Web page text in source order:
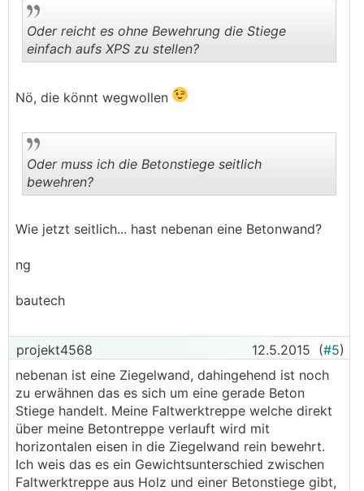
..
Oder reicht es ohne Bewehrung die Stiege
einfach aufs XPS zu stellen?
Nö, die könnt wegwollen
..
Oder muss ich die Betonstiege seitlich
bewehren?
Wie jetzt seitlich... hast nebenan eine Betonwand?
ng
bautech
projekt4568 12.5.2015 (#5)
nebenan ist eine Ziegelwand, dahingehend ist noch
zu erwähnen das es sich um eine gerade Beton
Stiege handelt. Meine Faltwerktreppe welche direkt
über meine Betontreppe verlauft wird mit
horizontalen eisen in die Ziegelwand rein bewehrt.
Ich weis das es ein Gewichtsunterschied zwischen
Faltwerktreppe aus Holz und einer Betonstiege gibt,